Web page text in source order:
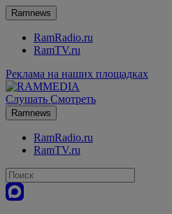
Ramnews
RamRadio.ru
RamTV.ru
Реклама на наших площадках
Слушать Смотреть
Ramnews
RamRadio.ru
RamTV.ru